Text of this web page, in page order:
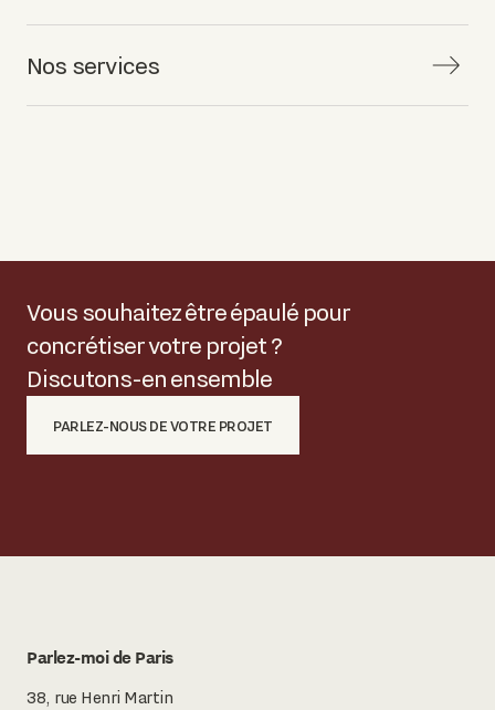
Nos services
Vous souhaitez être épaulé pour
concrétiser votre projet ?
Discutons-en ensemble
PARLEZ-NOUS DE VOTRE PROJET
Parlez-moi de Paris
38, rue Henri Martin